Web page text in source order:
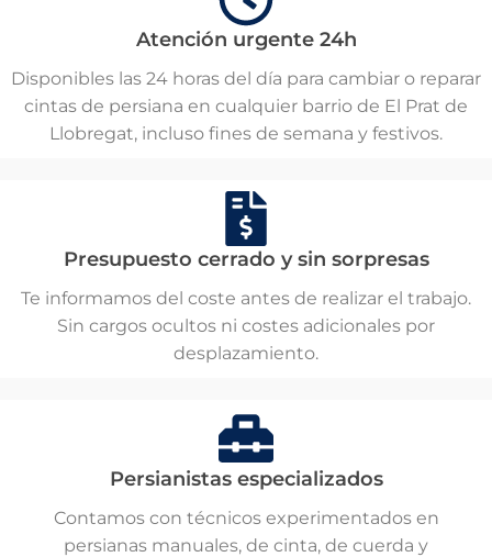
Atención urgente 24h
Disponibles las 24 horas del día para cambiar o reparar
cintas de persiana en cualquier barrio de El Prat de
Llobregat, incluso fines de semana y festivos.
Presupuesto cerrado y sin sorpresas
Te informamos del coste antes de realizar el trabajo.
Sin cargos ocultos ni costes adicionales por
desplazamiento.
Persianistas especializados
Contamos con técnicos experimentados en
persianas manuales, de cinta, de cuerda y